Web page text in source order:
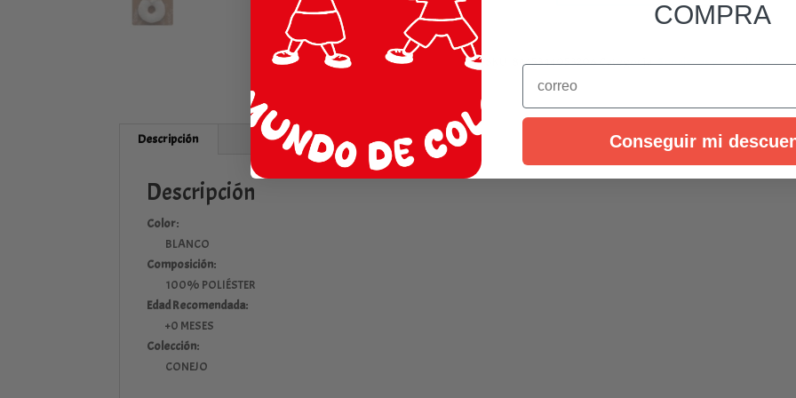
8445344053206Categoría:Sonajeros y mordedores
Descripción
Descripción
Color:
BLANCO
Composición:
100% POLIÉSTER
Edad Recomendada:
+0 MESES
Colección:
CONEJO
COMPRA
Email
Conseguir mi